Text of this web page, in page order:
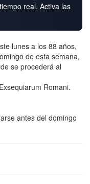
real. Activa las
lunes a los 88 años,
de esta semana,
se procederá al
Romani.
antes del domingo